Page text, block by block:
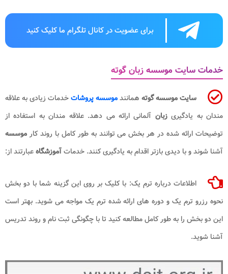
برای عضویت در کانال تلگرام ما کلیک کنید
خدمات سایت موسسه زبان گوته
سایت موسسه گوته همانندموسسه پروشاتخدمات زیادی به علاقه
مندان به یادگیریزبان آلمانی ارائه می دهد. علاقه مندان به استفاده از
توضیحات ارائه شده در هر بخش می توانند به طور کامل با روند کار موسسه
آشنا شوند و با دیدی بازتر اقدام به یادگیری کنند. خدماتآموزشگاهعبارتند از:
اطلاعات درباره ترم یک: با کلیک بر روی این گزینه شما با دو بخش
نحوه رزرو ترم یک و دوره های ارائه شده ترم یک مواجه می شوید. بهتر است
این دو بخش را به طور کامل مطالعه کنید تا با چگونگی ثبت نام و روند تدریس
آشنا شوید.